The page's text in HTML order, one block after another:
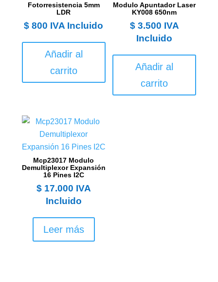
Fotorresistencia 5mm
LDR
$ 800 IVA Incluido
Añadir al
carrito
Modulo Apuntador Laser
KY008 650nm
$3.500 IVA
Incluido
Añadir al
carrito
Mcp23017 Modulo
Demultiplexor Expansión
16 Pines I2C
$17.000 IVA
Incluido
Leer más